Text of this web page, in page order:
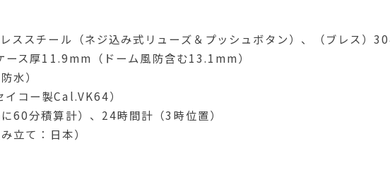
ススチール（ネジ込み式リューズ＆プッシュボタン）、（ブレス）
ス厚11.9mm（ドーム風防含む13.1mm）
水）
コー製Cal.VK64）
60分積算計）、24時間計（3時位置）
立て：日本）